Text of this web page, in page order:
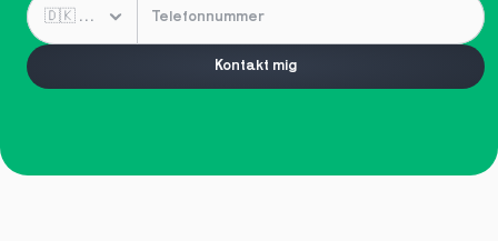
Kontakt mig